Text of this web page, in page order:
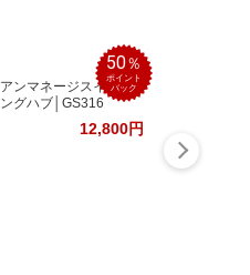
50％
ポイント
バック
アンマネージスイッチ
ングハブ│GS316
12,800円